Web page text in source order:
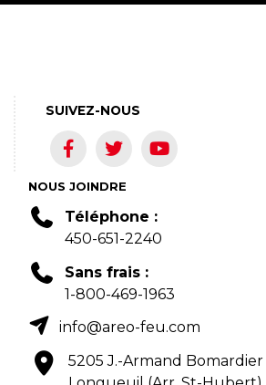
NOUS JOINDRE
Téléphone :
450-651-2240
Sans frais :
1-800-469-1963
info@areo-feu.com
5205 J.-Armand Bomardier
SUIVEZ-NOUS